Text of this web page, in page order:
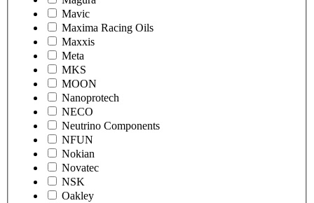
Mavic
Maxima Racing Oils
Maxxis
Meta
MKS
MOON
Nanoprotech
NECO
Neutrino Components
NFUN
Nokian
Novatec
NSK
Oakley